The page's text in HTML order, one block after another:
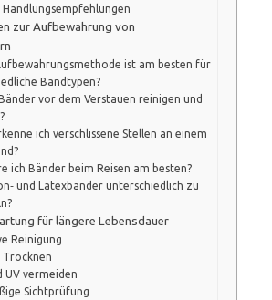
Handlungsempfehlungen
zur Aufbewahrung von
ist am besten für
Bandtypen?
vor dem Verstauen reinigen und
ich verschlissene Stellen an einem
ich Bänder beim Reisen am besten?
und Latexbänder unterschiedlich zu
für längere Lebensdauer
Reinigung
Trocknen
UV vermeiden
Sichtprüfung